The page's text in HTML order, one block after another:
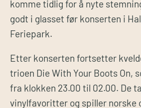
komme tidlig for å nyte
godt i glasset før konserten i
Feriepark.
Etter konserten fortsetter
trioen Die With Your Boots On,
fra klokken 23.00 til 02.00. De
vinylfavoritter og spiller norske